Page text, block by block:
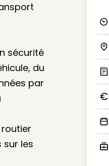
sécurité
du
par
les